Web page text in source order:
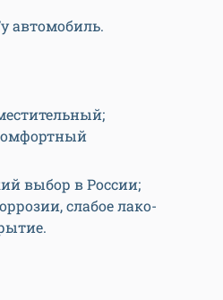
у автомобиль.
выбор в России;
слабое лако-